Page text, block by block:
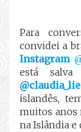
Para
convidei a
Instagram
está
islandês,
muitos anos
na Islândia e